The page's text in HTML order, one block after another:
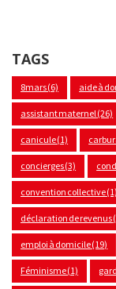
TAGS
8mars(6) aide à
assistant maternel (26)
canicule(1)
concierges(3)
convention collective(1)
déclaration de revenus
emploi à domicile(19)
Féminisme(1)